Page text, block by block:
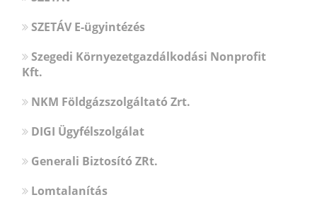
SZETÁV E-ügyintézés
Szegedi Környezetgazdálkodási Nonprofit
Kft.
NKM Földgázszolgáltató Zrt.
DIGI Ügyfélszolgálat
Generali Biztosító ZRt.
Lomtalanítás